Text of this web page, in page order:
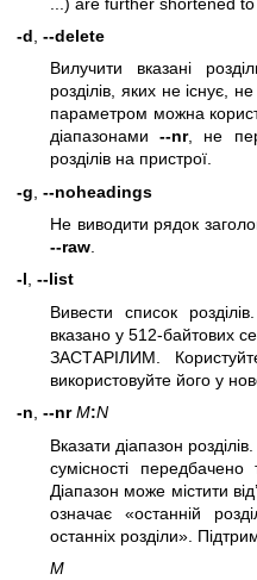
-d --delete
Вилучити вказані
розділів, яких не існує,
параметром можна
діапазонами--nr, не
розділів на пристрої.
-g --noheadings
Не виводити рядок
--raw
-l, --list
Вивести список
вказано у 512-байтових
ЗАСТАРІЛИМ.
використовуйте його у
-n, --nr M:N
Вказати діапазон
сумісності
Діапазон може містити
означає «останній
останніх розділи».
M